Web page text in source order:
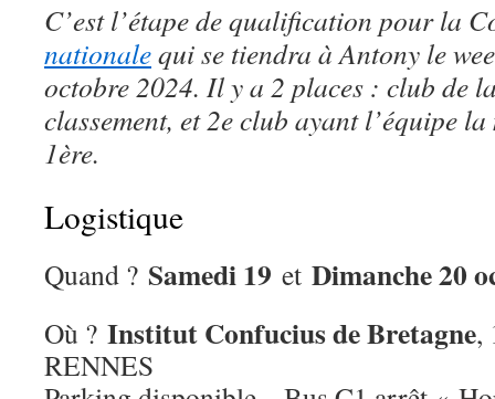
C’est l’étape de qualification pour la
nationalequi se tiendra à Antony le
octobre 2024. Il y a 2 places : club de
classement, et 2e club ayant l’équipe
1ère.
Logistique
Quand ? Samedi 19 et Dimanche 20
Où ? Institut Confucius de Bretagne,
RENNES